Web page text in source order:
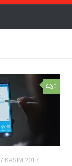
0
7 KASIM 2017